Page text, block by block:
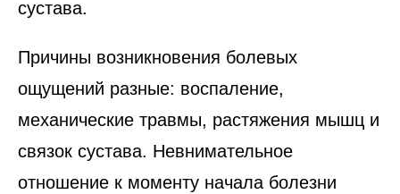
сустава.
Причины возникновения болевых
ощущений разные: воспаление,
механические травмы, растяжения мышц и
связок сустава. Невнимательное
отношение к моменту начала болезни